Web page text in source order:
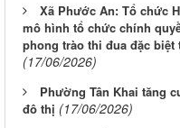
Xã Phước An: Tổ chức
mô hình tổ chức chính
phong trào thi đua đặc biệt
(17/06/2026)
Phường Tân Khai tăng
đô thị (17/06/2026)